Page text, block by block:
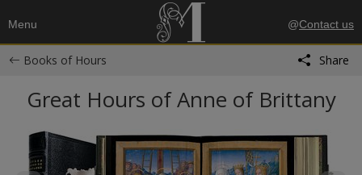
Menu @Contact us
Books of Hours Share
Great Hours of Anne of Brittany